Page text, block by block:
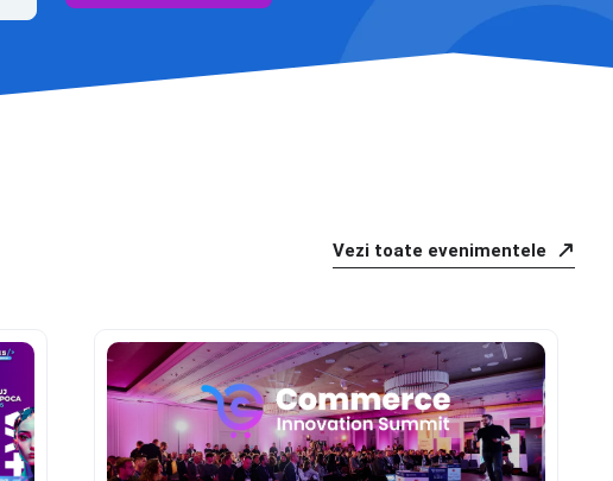
Vezi toate evenimentele